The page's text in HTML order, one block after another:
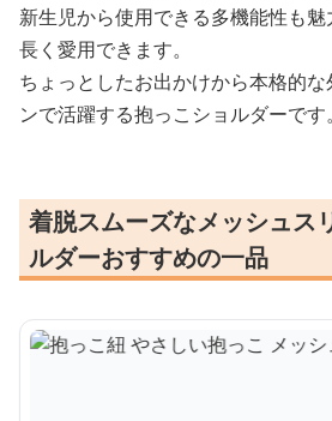
新生児から使用できる多機能性も
長く愛用できます。
ちょっとしたお出かけから本格的
ンで活躍する抱っこショルダーです。
着脱スムーズなメッシュス
ルダーおすすめの一品